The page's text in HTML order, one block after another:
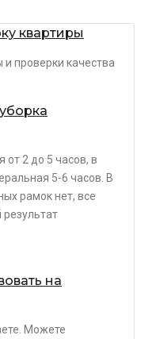
квартиры
проверки качества
от 2 до 5 часов, в
5-6 часов. В
рамок нет, все
на
Можете